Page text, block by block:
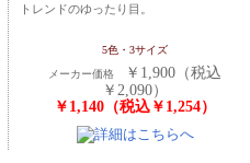
トレンドのゆったり目。
5色・3サイズ
メーカー価格
￥1,900（税込
￥2,090）
￥1,140（税込￥1,254）